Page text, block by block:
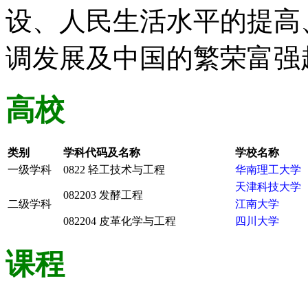
设、人民生活水平的提
调发展及中国的繁荣富
高校
类别 学科代码及名称
学校名称
一级学科
0822 轻工技术与工程 华南理工大学
二级学科
082203 发酵工程
天津科技大学
江南大学
082204 皮革化学与工程
四川大学
课程